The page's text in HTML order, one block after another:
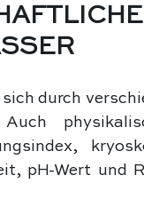
durch
pH-Wert und